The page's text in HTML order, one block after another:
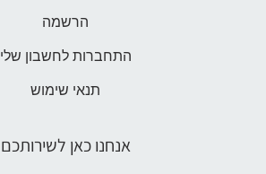
הרשמה
התחברות לחשבון שלי
תנאי שימוש
אנחנו כאן לשירותכם